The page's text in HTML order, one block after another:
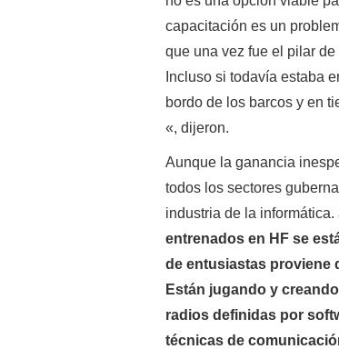
capacitación es un
que una vez fue el pilar
Incluso si todavía estaba
bordo de los barcos y en
«, dijeron.
Aunque la ganancia
todos los sectores
industria de la informática.
entrenados en HF se
de entusiastas proviene
Están jugando y
radios definidas por
técnicas de